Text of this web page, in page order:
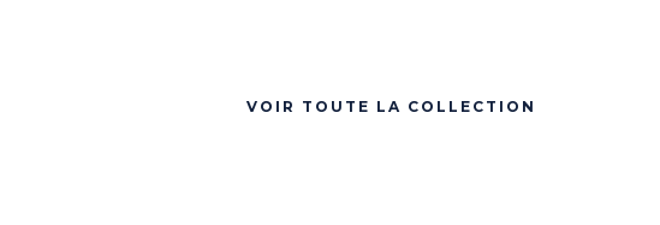
VOIR TOUTE LA COLLECTION